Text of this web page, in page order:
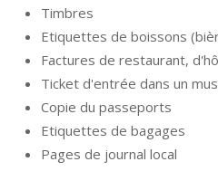
Timbres
Etiquettes de boissons
Factures de restaurant,
Ticket d'entrée dans un
Copie du passeports
Etiquettes de bagages
Pages de journal local